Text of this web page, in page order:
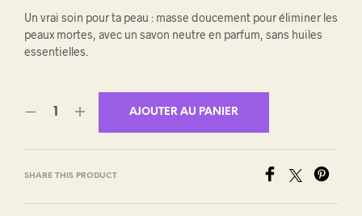
Un vrai soin pour ta peau : masse doucement pour éliminer les
peaux mortes, avec un savon neutre en parfum, sans huiles
essentielles.
AJOUTER AU PANIER
SHARE THIS PRODUCT